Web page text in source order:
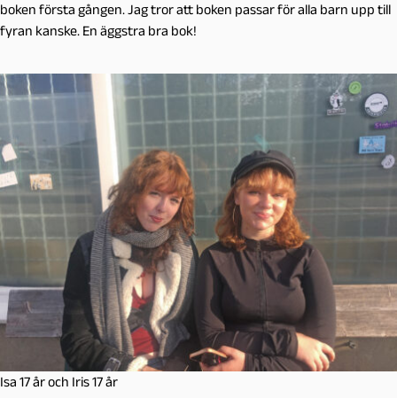
boken första gången. Jag tror att boken passar för alla barn upp till
fyran kanske. En äggstra bra bok!
Isa 17 år och Iris 17 år